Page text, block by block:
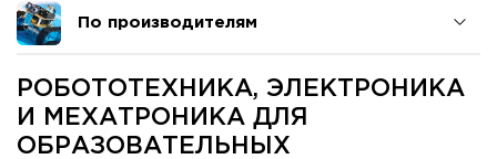
По производителям
РОБОТОТЕХНИКА, ЭЛЕКТРОНИКА
И МЕХАТРОНИКА ДЛЯ
ОБРАЗОВАТЕЛЬНЫХ